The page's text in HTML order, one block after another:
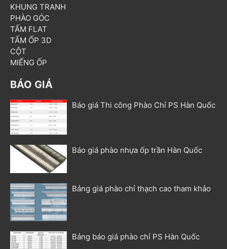
KHUNG TRANH
PHÀO GÓC
TẤM FLAT
TẤM ỐP 3D
CỘT
MIẾNG ỐP
BÁO GIÁ
Báo giá Thi công Phào Chỉ PS Hàn Quốc
Báo giá phào nhựa ốp trần Hàn Quốc
Bảng giá phào chỉ thạch cao tham khảo
Bảng báo giá phào chỉ PS Hàn Quốc